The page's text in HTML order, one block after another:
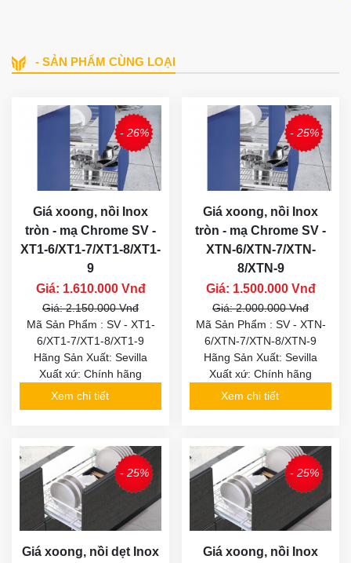
- SẢN PHẨM CÙNG LOẠI
- 26%
Giá xoong, nồi Inox
tròn - mạ Chrome SV -
XT1-6/XT1-7/XT1-8/XT1-
9
Giá: 1.610.000 Vnđ
Giá: 2.150.000 Vnđ
Mã Sản Phẩm : SV - XT1-
6/XT1-7/XT1-8/XT1-9
Hãng Sản Xuất: Sevilla
Xuất xứ: Chính hãng
Xem chi tiết
- 25%
Giá xoong, nồi Inox
tròn - mạ Chrome SV -
XTN-6/XTN-7/XTN-
8/XTN-9
Giá: 1.500.000 Vnđ
Giá: 2.000.000 Vnđ
Mã Sản Phẩm : SV - XTN-
6/XTN-7/XTN-8/XTN-9
Hãng Sản Xuất: Sevilla
Xuất xứ: Chính hãng
Xem chi tiết
- 25%
Giá xoong, nồi dẹt Inox
- 25%
Giá xoong, nồi Inox